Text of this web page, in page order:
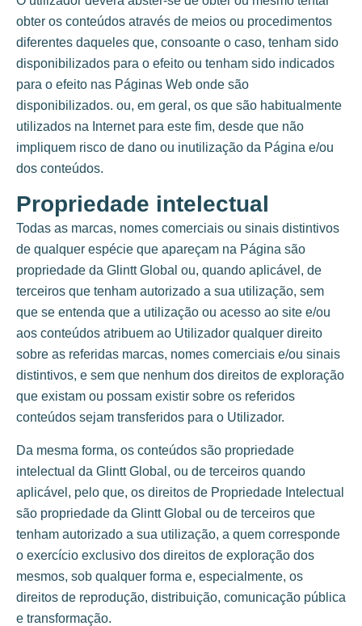
obter os conteúdos através de meios ou procedimentos
diferentes daqueles que, consoante o caso, tenham sido
disponibilizados para o efeito ou tenham sido indicados
para o efeito nas Páginas Web onde são
disponibilizados. ou, em geral, os que são habitualmente
utilizados na Internet para este fim, desde que não
impliquem risco de dano ou inutilização da Página e/ou
dos conteúdos.
Propriedade intelectual
Todas as marcas, nomes comerciais ou sinais distintivos
de qualquer espécie que apareçam na Página são
propriedade da Glintt Global ou, quando aplicável, de
terceiros que tenham autorizado a sua utilização, sem
que se entenda que a utilização ou acesso ao site e/ou
aos conteúdos atribuem ao Utilizador qualquer direito
sobre as referidas marcas, nomes comerciais e/ou sinais
distintivos, e sem que nenhum dos direitos de exploração
que existam ou possam existir sobre os referidos
conteúdos sejam transferidos para o Utilizador.
Da mesma forma, os conteúdos são propriedade
intelectual da Glintt Global, ou de terceiros quando
aplicável, pelo que, os direitos de Propriedade Intelectual
são propriedade da Glintt Global ou de terceiros que
tenham autorizado a sua utilização, a quem corresponde
o exercício exclusivo dos direitos de exploração dos
mesmos, sob qualquer forma e, especialmente, os
direitos de reprodução, distribuição, comunicação pública
e transformação.